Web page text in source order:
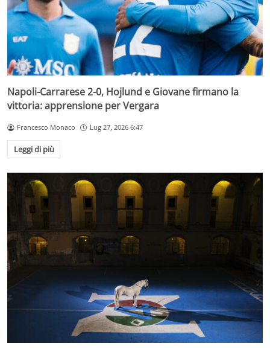
Napoli-Carrarese 2-0, Hojlund e Giovane firmano la
vittoria: apprensione per Vergara
Francesco Monaco Lug 27, 2026 6:47
Leggi di più